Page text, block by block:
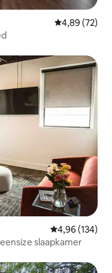
Gemiddelde
4,89 (72)
Gemiddelde
4,96 (134)
slaapkamer